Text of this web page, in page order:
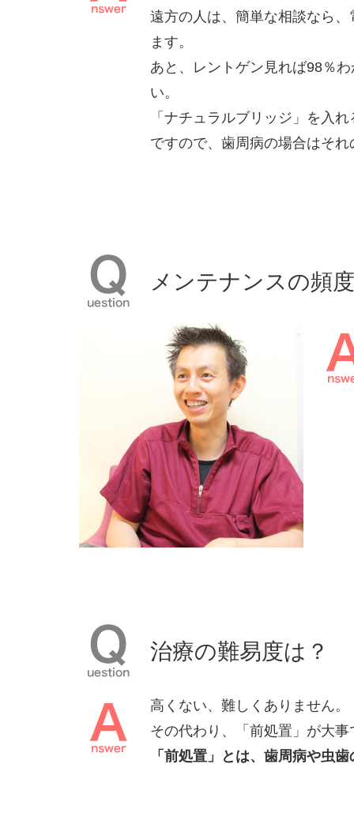
遠⽅の⼈は、簡単な相談なら
ます。
あと、レントゲン⾒れば98％
い。
「ナチュラルブリッジ」を⼊
ですので、⻭周病の場合はそ
メンテナンスの頻
治療の難易度は？
⾼くない、難しくありません。
その代わり、「前処置」が⼤事
「前処置」とは、⻭周病や⾍